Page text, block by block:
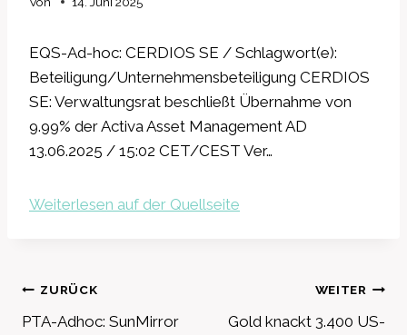
EQS-Ad-hoc: CERDIOS SE / Schlagwort(e):
Beteiligung/Unternehmensbeteiligung CERDIOS
SE: Verwaltungsrat beschließt Übernahme von
9.99% der Activa Asset Management AD
13.06.2025 / 15:02 CET/CEST Ver…
Weiterlesen auf der Quellseite
Beitragsnavigation
ZURÜCK
PTA-Adhoc: SunMirror
WEITER
Gold knackt 3.400 US-